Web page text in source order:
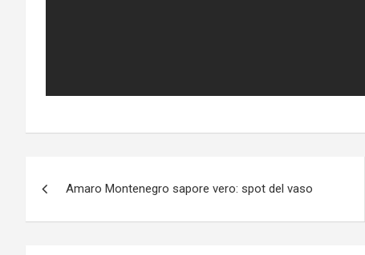
Amaro Montenegro sapore vero: spot del vaso